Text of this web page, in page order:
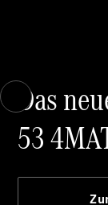
Das
53